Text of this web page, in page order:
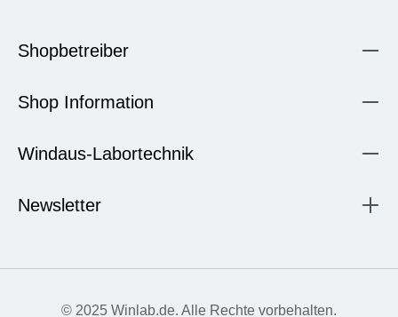
Shopbetreiber
Shop Information
Windaus-Labortechnik
Newsletter
© 2025 Winlab.de. Alle Rechte vorbehalten.